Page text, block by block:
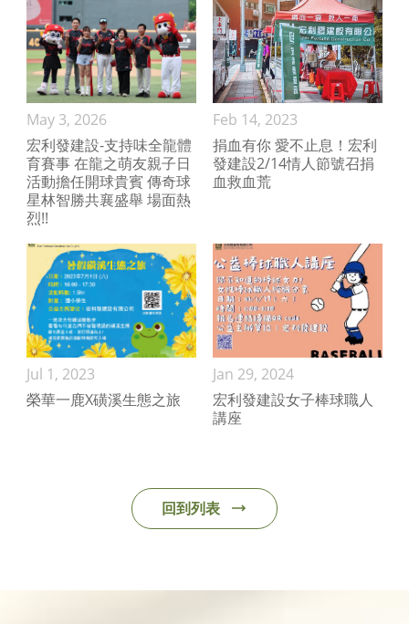
May 3, 2026
宏利發建設-支持味全龍體
育賽事 在龍之萌友親子日
活動擔任開球貴賓 傳奇球
星林智勝共襄盛舉 場面熱
烈!!
Feb 14, 2023
捐血有你 愛不止息！宏利
發建設2/14情人節號召捐
血救血荒
Jul 1, 2023
榮華一鹿X磺溪生態之旅
Jan 29, 2024
宏利發建設女子棒球職人
講座
回到列表